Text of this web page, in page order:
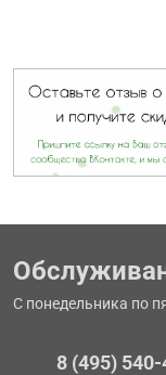
С понедельника по
8 (495) 540-